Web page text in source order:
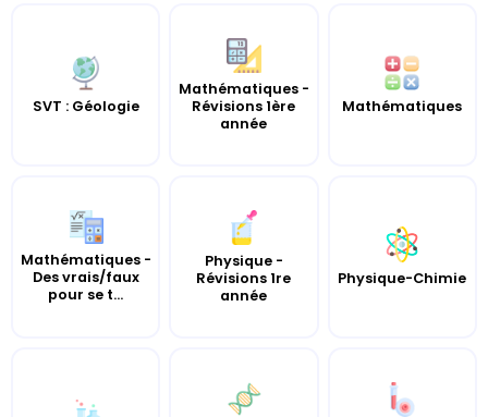
SVT : Géologie
Mathématiques -
Révisions 1ère
année
Mathématiques
Mathématiques -
Des vrais/faux
pour se t...
Physique -
Révisions 1re
année
Physique-Chimie